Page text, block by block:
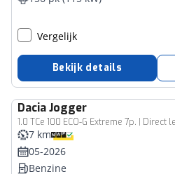
Vergelijk
Bekijk details
DaciaJogger
1.0 TCe 100 ECO-G Extreme 7p. | Direct
7 km
05-2026
Benzine